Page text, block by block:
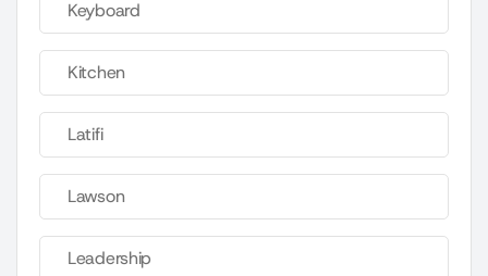
Keyboard
Kitchen
Latifi
Lawson
Leadership